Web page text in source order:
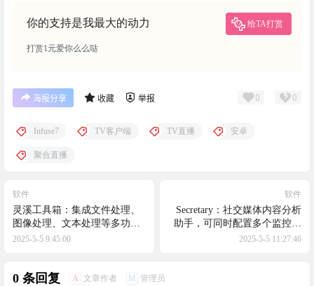
你的支持是我最大的动力 给TA打赏
打赏1元爱你么么哒
海报分享 收藏 举报 0 0
Infuse7 TV客户端 TV直播 安卓
聚合直播
软件
灵溪工具箱：集成文件处理、
图像处理、文本处理等多功能
的桌面应用，文件管理不再是
2025-5-5 9:45:00
软件
Secretary：社交媒体内容分析
助手，可同时配置多个监控账
号，每个账号可设置不同的分
2025-5-5 11:27:46
0 条回复 A 文章作者 M 管理员